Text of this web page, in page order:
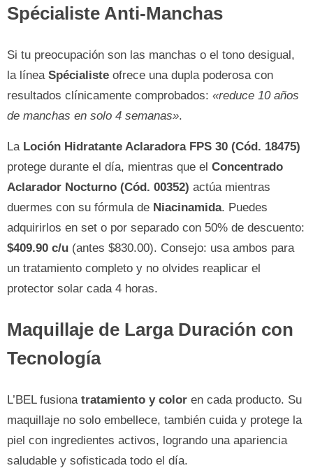
Spécialiste Anti-Manchas
Si tu preocupación son las manchas o el tono desigual,
la línea Spécialiste ofrece una dupla poderosa con
resultados clínicamente comprobados: «reduce 10 años
de manchas en solo 4 semanas».
La Loción Hidratante Aclaradora FPS 30 (Cód. 18475)
protege durante el día, mientras que el Concentrado
Aclarador Nocturno (Cód. 00352) actúa mientras
duermes con su fórmula de Niacinamida. Puedes
adquirirlos en set o por separado con 50% de descuento:
$409.90 c/u (antes $830.00). Consejo: usa ambos para
un tratamiento completo y no olvides reaplicar el
protector solar cada 4 horas.
Maquillaje de Larga Duración con
Tecnología
L’BEL fusiona tratamiento y color en cada producto. Su
maquillaje no solo embellece, también cuida y protege la
piel con ingredientes activos, logrando una apariencia
saludable y sofisticada todo el día.